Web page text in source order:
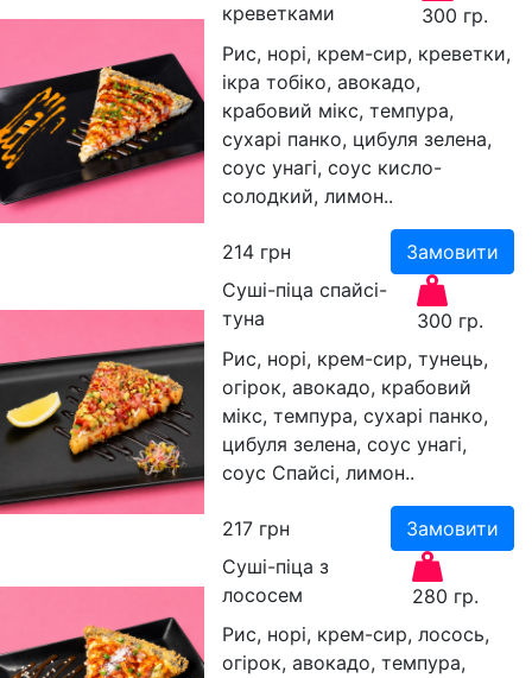
креветками
300 гр.
Рис, норі, крем-сир, креветки,
ікра тобіко, авокадо,
крабовий мікс, темпура,
сухарі панко, цибуля зелена,
соус унагі, соус кисло-
солодкий, лимон..
214грн
Замовити
Суші-піца спайсі-
туна
300 гр.
Рис, норі, крем-сир, тунець,
огірок, авокадо, крабовий
мікс, темпура, сухарі панко,
цибуля зелена, соус унагі,
соус Спайсі, лимон..
217грн
Замовити
Суші-піца з
лососем
280 гр.
Рис, норі, крем-сир, лосось,
огірок, авокадо, темпура,